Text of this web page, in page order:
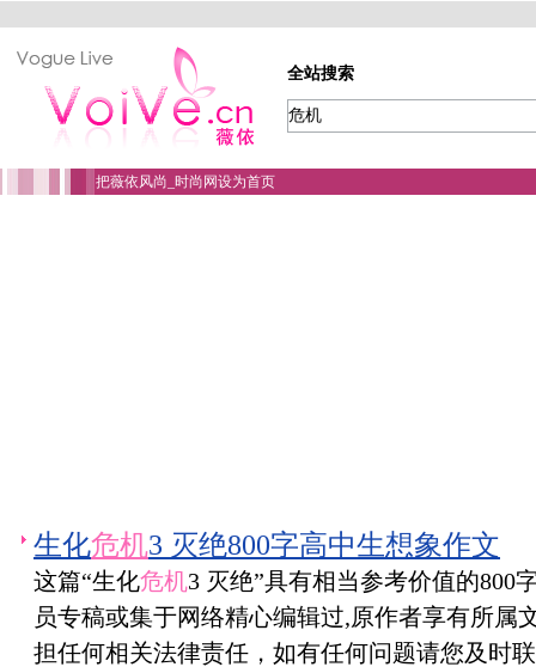
全站搜索
把薇依风尚_时尚网设为首页
生化危机3 灭绝800字高中生想象作文
这篇“生化危机3 灭绝”具有相当参考价值的800
员专稿或集于网络精心编辑过,原作者享有所属
担任何相关法律责任，如有任何问题请您及时